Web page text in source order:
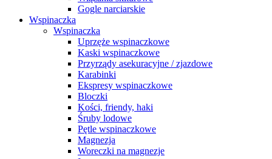
Gogle narciarskie
Wspinaczka
Wspinaczka
Uprzęże wspinaczkowe
Kaski wspinaczkowe
Przyrządy asekuracyjne / zjazdowe
Karabinki
Ekspresy wspinaczkowe
Bloczki
Kości, friendy, haki
Śruby lodowe
Pętle wspinaczkowe
Magnezja
Woreczki na magnezje